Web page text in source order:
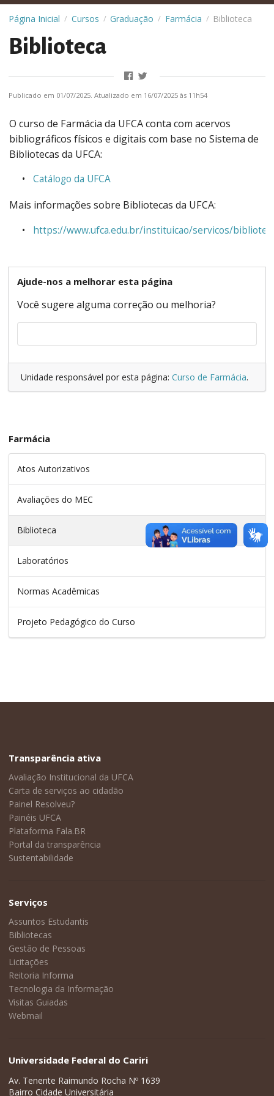
Página Inicial / Cursos / Graduação / Farmácia / Biblioteca
Biblioteca
Publicado em 01/07/2025. Atualizado em 16/07/2025 às 11h54
O curso de Farmácia da UFCA conta com acervos
bibliográficos físicos e digitais com base no Sistema de
Bibliotecas da UFCA:
Catálogo da UFCA
Mais informações sobre Bibliotecas da UFCA:
https://www.ufca.edu.br/instituicao/servicos/
Ajude-nos a melhorar esta página
Você sugere alguma correção ou melhoria?
Unidade responsável por esta página: Curso de Farmácia.
Farmácia
Atos Autorizativos
Avaliações do MEC
Biblioteca
Laboratórios
Normas Acadêmicas
Projeto Pedagógico do Curso
Transparência ativa
Avaliação Institucional da UFCA
Carta de serviços ao cidadão
Painel Resolveu?
Painéis UFCA
Plataforma Fala.BR
Portal da transparência
Sustentabilidade
Serviços
Assuntos Estudantis
Bibliotecas
Gestão de Pessoas
Licitações
Reitoria Informa
Tecnologia da Informação
Visitas Guiadas
Webmail
Universidade Federal do Cariri
Av. Tenente Raimundo Rocha Nº 1639
Bairro Cidade Universitária